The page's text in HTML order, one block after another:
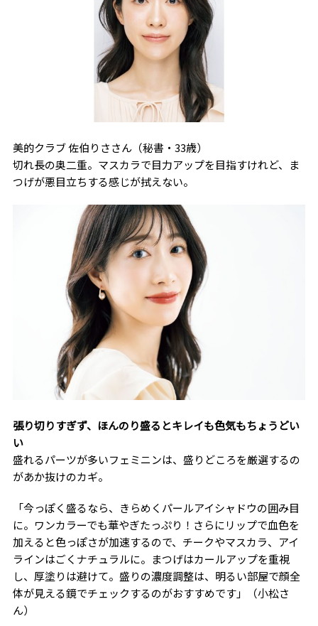
美的クラブ 佐伯りささん（秘書・33歳）
切れ長の奥二重。マスカラで目力アップを目指すけれど、ま
つげが悪目立ちする感じが拭えない。
張り切りすぎず、ほんのり盛るとキレイも色気もちょうどい
い
盛れるパーツが多いフェミニンは、盛りどころを厳選するの
があか抜けのカギ。
「今っぽく盛るなら、きらめくパールアイシャドウの囲み目
に。ワンカラーでも華やぎたっぷり！さらにリップで血色を
加えると色っぽさが加速するので、チークやマスカラ、アイ
ラインはごくナチュラルに。まつげはカールアップを重視
し、厚塗りは避けて。盛りの濃度調整は、明るい部屋で顔全
体が見える鏡でチェックするのがおすすめです」（小松さ
ん）